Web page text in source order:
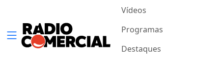
Vídeos
Programas
Destaques